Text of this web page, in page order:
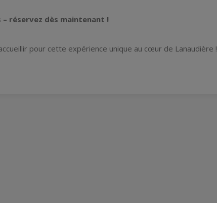
– réservez dès maintenant !
pour cette expérience unique au cœur de Lanaudière !